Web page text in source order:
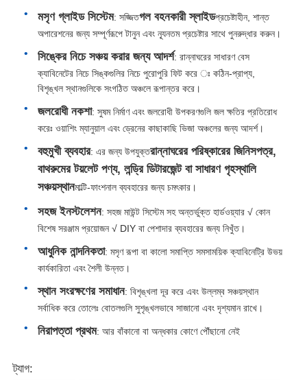
বাড়ি
পণ্য
আমাদের সম্পর্কে
মসৃণ গ্লাইড সিস্টেম: সজ্জিতগল বহনকারী স্লাইডপ্রচেষ্টাহীন, শান্ত
অপারেশনের জন্য সম্পূর্ণরূপে টানুন এবং ন্যূনতম প্রচেষ্টার সাথে পুনরুদ্ধার করুন।
সিঙ্কের নিচে সঞ্চয় করার জন্য আদর্শ: রান্নাঘরের সাধারণ বেস
ক্যাবিনেটের নিচে সিঙ্কগুলির নিচে পুরোপুরি ফিট করে ঃ কঠিন-প্রাপ্য,
বিশৃঙ্খল স্থানগুলিকে সংগঠিত অঞ্চলে রূপান্তর করে।
জলরোধী নকশা: সুষম নির্মাণ এবং জলরোধী উপকরণগুলি জল ক্ষতির প্রতিরোধ
করেঃ ওয়াশিং ম্যানুয়াল এবং ড্রেনের কাছাকাছি ভিজা অঞ্চলের জন্য আদর্শ।
বহুমুখী ব্যবহার: এর জন্য উপযুক্তরান্নাঘরের পরিষ্কারের জিনিসপত্র,
বাথরুমের টয়লেট পণ্য, লন্ড্রি ডিটারজেন্ট বা সাধারণ গৃহস্থালি
সঞ্চয়স্থানমাল্টি-ফাংশনাল ব্যবহারের জন্য চমৎকার।
সহজ ইনস্টলেশন: সহজ মাউন্ট সিস্টেম সহ অন্তর্ভুক্ত হার্ডওয়্যার √ কোন
বিশেষ সরঞ্জাম প্রয়োজন √ DIY বা পেশাদার ব্যবহারের জন্য নিখুঁত।
আধুনিক নান্দনিকতা: মসৃণ রূপা বা কালো সমাপ্তি সমসাময়িক ক্যাবিনেট্রি উভয়
কার্যকারিতা এবং শৈলী উন্নত।
স্থান সংরক্ষণের সমাধান: বিশৃঙ্খলা দূর করে এবং উল্লম্ব সঞ্চয়স্থান
সর্বাধিক করে তোলেঃ বোতলগুলি সুশৃঙ্খলভাবে সাজানো এবং দৃশ্যমান রাখে।
নিরাপত্তা প্রথম: আর বাঁকানো বা অন্ধকার কোণে পৌঁছানো নেই
ট্যাগ: